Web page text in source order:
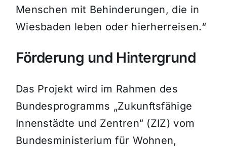
Menschen mit Behinderungen, die in
Wiesbaden leben oder hierherreisen.“
Förderung und Hintergrund
Das Projekt wird im Rahmen des
Bundesprogramms „Zukunftsfähige
Innenstädte und Zentren“ (ZIZ) vom
Bundesministerium für Wohnen,